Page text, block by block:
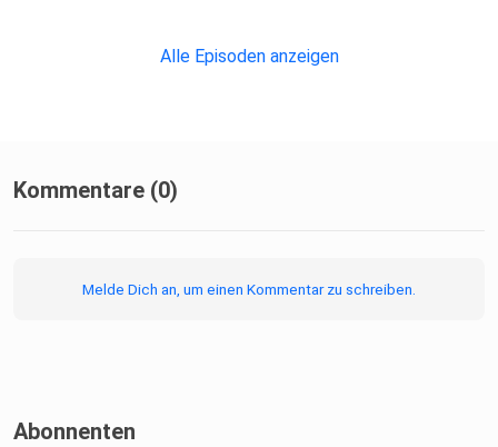
Alle Episoden anzeigen
Kommentare (0)
Melde Dich an, um einen Kommentar zu schreiben.
Abonnenten